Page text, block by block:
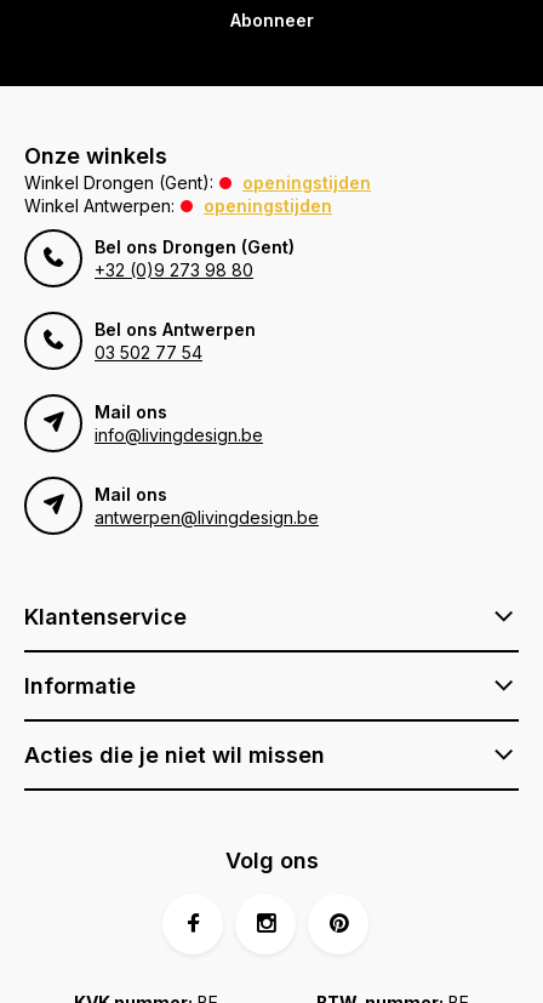
Abonneer
Onze winkels
Winkel Drongen (Gent):
openingstijden
Winkel Antwerpen:
openingstijden
Bel ons Drongen (Gent)
+32 (0)9 273 98 80
Bel ons Antwerpen
03 502 77 54
Mail ons
info@livingdesign.be
Mail ons
antwerpen@livingdesign.be
Klantenservice
Informatie
Acties die je niet wil missen
Volg ons